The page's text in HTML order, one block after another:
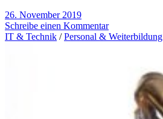
26. November 2019
Schreibe einen Kommentar
IT & Technik /Personal & Weiterbildung